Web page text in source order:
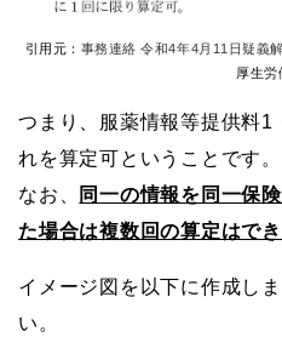
引用元： 事務連絡 令和4年4月11日疑義
厚生労
つまり、服薬情報等提供料
れを算定可ということです。
なお、
同一の情報を同一保
た場合は複数回の算定はで
イメージ図を以下に作成し
い。